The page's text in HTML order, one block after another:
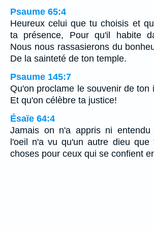
Psaume 65:4
Heureux celui que tu choisis et
ta présence, Pour qu'il habite
Nous nous rassasierons du
De la sainteté de ton temple.
Psaume 145:7
Qu'on proclame le souvenir de ton
Et qu'on célèbre ta justice!
Ésaïe 64:4
Jamais on n'a appris ni
l'oeil n'a vu qu'un autre dieu
choses pour ceux qui se confient